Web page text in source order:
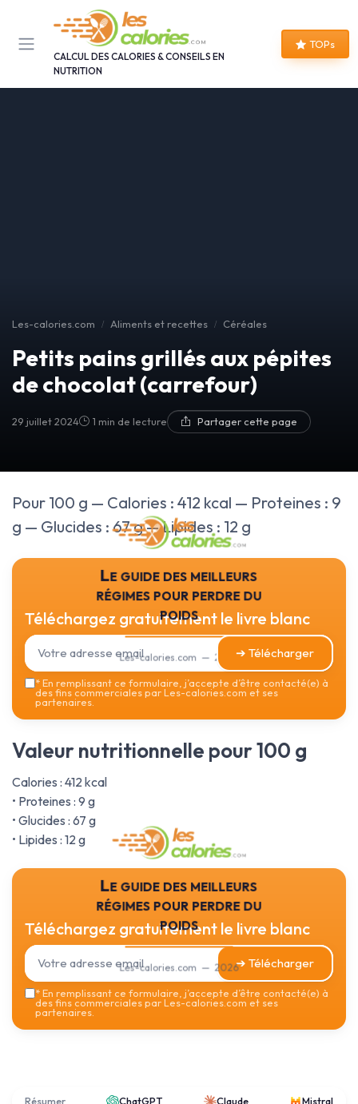
CALCUL DES CALORIES & CONSEILS EN
NUTRITION
TOPs
Les-calories.com Aliments et recettes Céréales
Petits pains grillés aux pépites
de chocolat (carrefour)
29 juillet 2024 1 min de lecture Partager cette page
Pour 100 g — Calories : 412 kcal — Proteines : 9
g — Glucides : 67 g — Lipides : 12 g
Le guide des meilleurs
régimes pour perdre du
poids
Les-calories.com — 2026
Téléchargez gratuitement le livre blanc
➔ Télécharger
*En remplissant ce formulaire, j’accepte d’être contacté(e) à
des fins commerciales par Les-calories.com et ses
partenaires.
Valeur nutritionnelle pour 100 g
Calories : 412 kcal
• Proteines : 9 g
• Glucides : 67 g
• Lipides : 12 g
Le guide des meilleurs
régimes pour perdre du
poids
Les-calories.com — 2026
Téléchargez gratuitement le livre blanc
➔ Télécharger
*En remplissant ce formulaire, j’accepte d’être contacté(e) à
des fins commerciales par Les-calories.com et ses
partenaires.
Résumer ChatGPT Claude Mistral
Panneau de gestion des cookies